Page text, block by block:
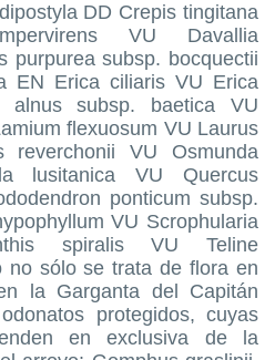
DD Crepis tingitana
VU Davallia
purpurea subsp. bocquectii
EN Erica ciliaris VU Erica
alnus subsp. baetica VU
flexuosum VU Laurus
reverchonii VU Osmunda
lusitanica VU Quercus
ponticum subsp.
VU Scrophularia
spiralis VU Teline
no sólo se trata de flora en
la Garganta del Capitán
protegidos, cuyas
en exclusiva de la